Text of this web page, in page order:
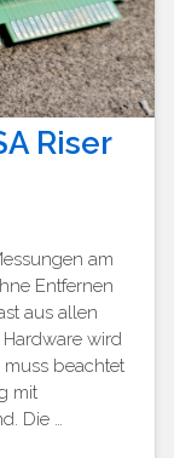
Riser
am
Entfernen
aus allen
wird
beachtet
mit
Die …